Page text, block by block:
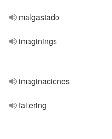
malgastado
imaginings
imaginaciones
faltering